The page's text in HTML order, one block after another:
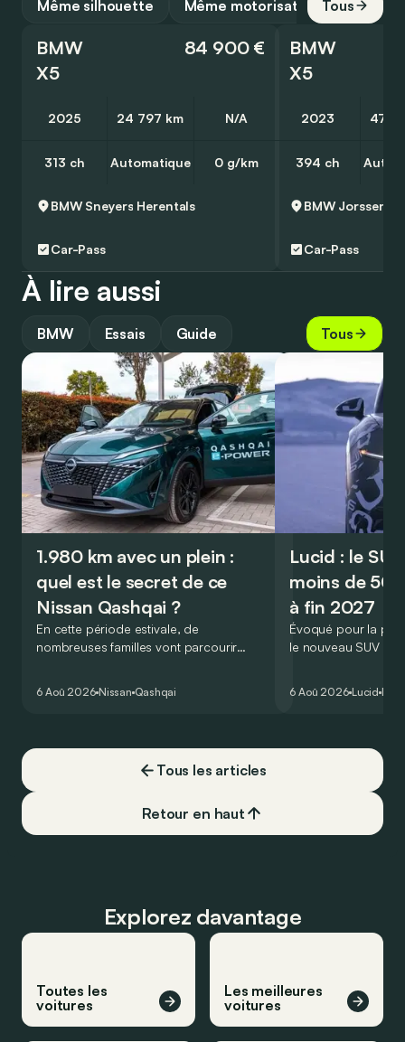
Même silhouette Même motorisation Tous
BMW
X5
84 900 €
2025 24 797 km N/A
313 ch Automatique 0 g/km
BMW Sneyers Herentals
Car-Pass
BMW
X5
2023 47
394 ch
BMW Jorssen
Car-Pass
À lire aussi
BMW Essais Guide Tous
1.980 km avec un plein :
quel est le secret de ce
Nissan Qashqai ?
En cette période estivale, de
nombreuses familles vont parcourir
Qashqai e-Power, il serait possible de
6 Aoû 2026 Nissan Qashqai
Lucid : le
moins de
à fin 2027
Évoqué pour la
le nouveau SUV
l’année 2026.
6 Aoû 2026 Lucid
Tous les articles
Retour en haut
Explorez davantage
Toutes les
voitures
Les meilleures
voitures